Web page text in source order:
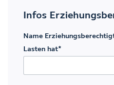
Infos
Name
Lasten hat*